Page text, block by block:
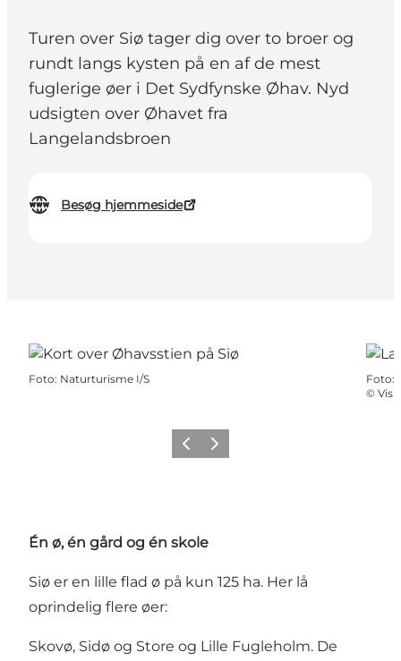
Turen over Siø tager dig over to broer og
rundt langs kysten på en af de mest
fuglerige øer i Det Sydfynske Øhav. Nyd
udsigten over Øhavet fra
Langelandsbroen
Besøg hjemmeside
Foto: Naturturisme I/S Foto:
©
ForrigeNæste
Én ø, én gård og én skole
Siø er en lille flad ø på kun 125 ha. Her lå
oprindelig flere øer:
Skovø, Sidø og Store og Lille Fugleholm. De